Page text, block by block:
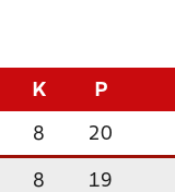
K P
8 20
8 19